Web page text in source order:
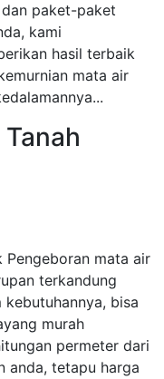
paket-paket
kami
hasil terbaik
mata air
Pengeboran mata air
terkandung
bisa
murah
permeter dari
anda, tetapu harga